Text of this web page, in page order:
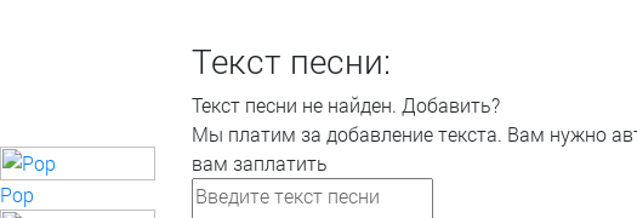
Текст песни:
Текст песни не найден. Добавить?
Мы платим за добавление текста. Вам нужно
вам заплатить
Pop